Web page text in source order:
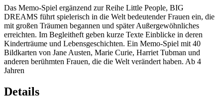
Das Memo-Spiel ergänzend zur Reihe Little People, BIG
DREAMS führt spielerisch in die Welt bedeutender Frauen ein, die
mit großen Träumen begannen und später Außergewöhnliches
erreichten. Im Begleitheft geben kurze Texte Einblicke in deren
Kinderträume und Lebensgeschichten. Ein Memo-Spiel mit 40
Bildkarten von Jane Austen, Marie Curie, Harriet Tubman und
anderen berühmten Frauen, die die Welt verändert haben. Ab 4
Jahren
Details